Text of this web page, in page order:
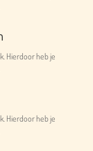
Hierdoor heb je
Hierdoor heb je